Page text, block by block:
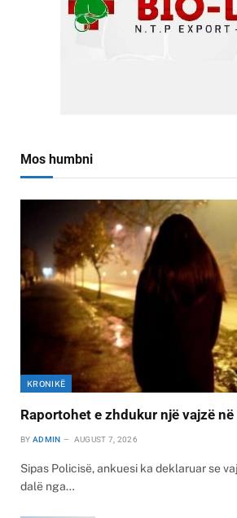
Mos humbni
KRONIKË
Raportohet e zhdukur një vajzë në
BY ADMIN AUGUST 7, 2026
Sipas Policisë, ankuesi ka deklaruar se
dalë nga…